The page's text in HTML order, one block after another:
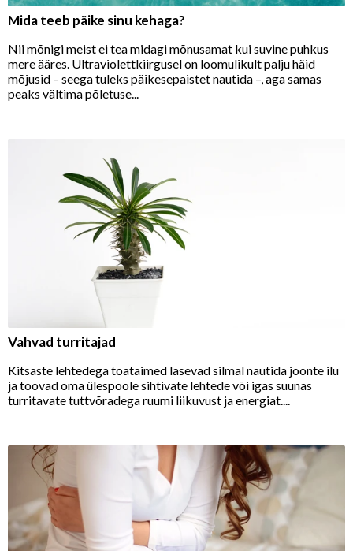
Mida teeb päike sinu kehaga?
Nii mõnigi meist ei tea midagi mõnusamat kui suvine puhkus
mere ääres. Ultraviolettkiirgusel on loomulikult palju häid
mõjusid – seega tuleks päikesepaistet nautida –, aga samas
peaks vältima põletuse...
Vahvad turritajad
Kitsaste lehtedega toataimed lasevad silmal nautida joonte ilu
ja toovad oma ülespoole sihtivate lehtede või igas suunas
turritavate tuttvõradega ruumi liikuvust ja energiat....